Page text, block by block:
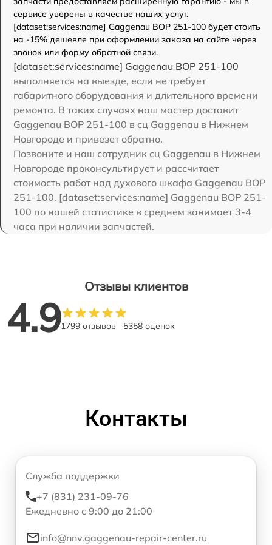
сервисе уверены в качестве наших услуг.
[dataset:services:name] Gaggenau BOP 251-100 будет стоить
на -15% дешевле при оформлении заказа на сайте через
звонок или форму обратной связи.
[dataset:services:name] Gaggenau BOP 251-100
выполняется на выезде, если не требует
габаритного оборудования и длительного времени
ремонта. В таких случаях наш мастер доставит
Gaggenau BOP 251-100 в сц Gaggenau в Нижнем
Новгороде и привезет обратно.
Позвоните и наш сотрудник сц Gaggenau в Нижнем
Новгороде проконсультирует и рассчитает
стоимость работ над духового шкафа Gaggenau BOP
251-100. [dataset:services:name] Gaggenau BOP 251-
100 по нашей статистике в среднем занимает 3-4
часа при наличии запчастей.
Отзывы клиентов
4.91799 отзывов 5358 оценок
Контакты
Служба поддержки
+7 (831) 231-09-76
Ежедневно с 9:00 до 21:00
info@nnv.gaggenau-repair-center.ru